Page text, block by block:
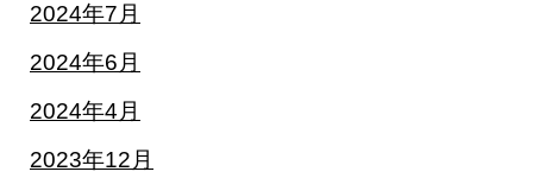
2024年7月
2024年6月
2024年4月
2023年12月